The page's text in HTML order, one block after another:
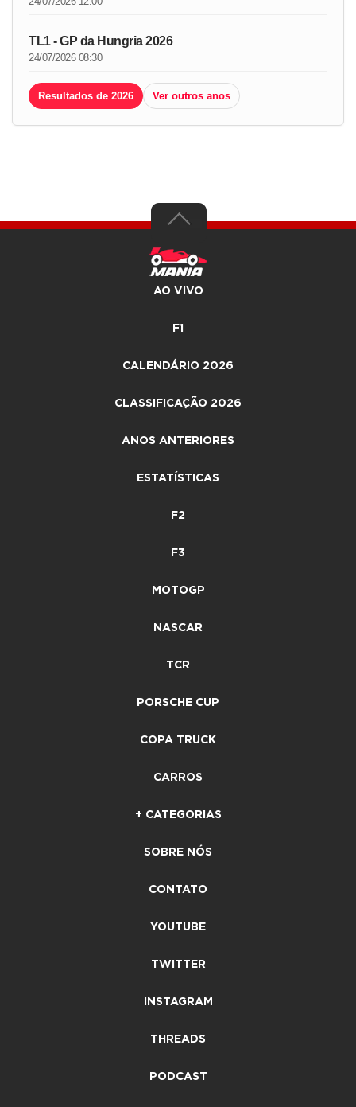
TL1 - GP da Hungria 2026
24/07/2026 08:30
Resultados de 2026 Ver outros anos
AO VIVO
F1
CALENDÁRIO 2026
CLASSIFICAÇÃO 2026
ANOS ANTERIORES
ESTATÍSTICAS
F2
F3
MOTOGP
NASCAR
TCR
PORSCHE CUP
COPA TRUCK
CARROS
+ CATEGORIAS
SOBRE NÓS
CONTATO
YOUTUBE
TWITTER
INSTAGRAM
THREADS
PODCAST